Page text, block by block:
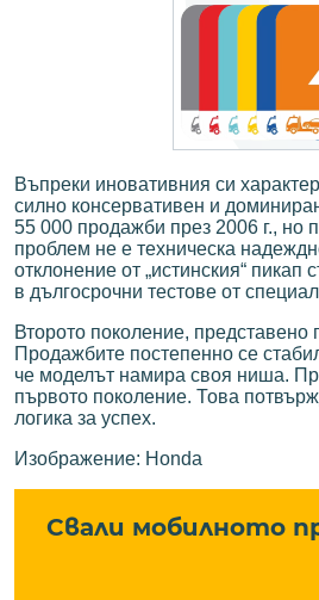
Въпреки иновативния си
силно консервативен и
55 000 продажби през 2006 г., но
проблем не е техническа
отклонение от „истинския“
в дългосрочни тестове от
Второто поколение,
Продажбите постепенно се
че моделът намира своя ниша.
първото поколение. Това
логика за успех.
Изображение: Honda
Свали мобилното